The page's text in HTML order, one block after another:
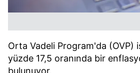
Orta Vadeli Program'da (OVP)
yüzde 17,5 oranında bir
bulunuyor.